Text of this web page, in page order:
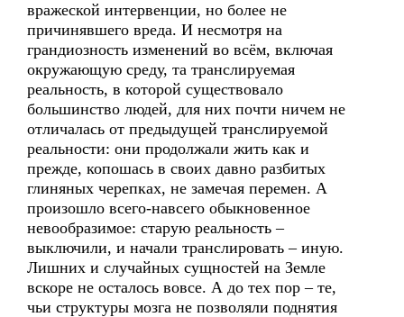
вражеской интервенции, но более не
причинявшего вреда. И несмотря на
грандиозность изменений во всём, включая
окружающую среду, та транслируемая
реальность, в которой существовало
большинство людей, для них почти ничем не
отличалась от предыдущей транслируемой
реальности: они продолжали жить как и
прежде, копошась в своих давно разбитых
глиняных черепках, не замечая перемен. А
произошло всего-навсего обыкновенное
невообразимое: старую реальность –
выключили, и начали транслировать – иную.
Лишних и случайных сущностей на Земле
вскоре не осталось вовсе. А до тех пор – те,
чьи структуры мозга не позволяли поднятия